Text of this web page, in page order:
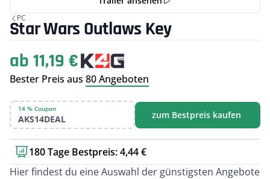
PC
Star Wars Outlaws Key
ab 11,19 €
Bester Preis aus 80 Angeboten
14 % Coupon
AKS14DEAL zum Bestpreis kaufen
180 Tage Bestpreis: 4,44 €
Kurzbeschreibung
Hier findest du eine Auswahl der günstigsten Angebote